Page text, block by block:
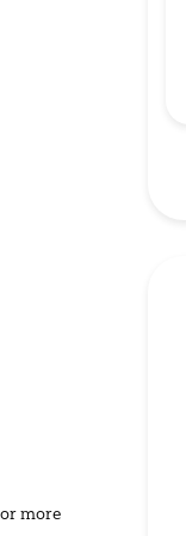
more